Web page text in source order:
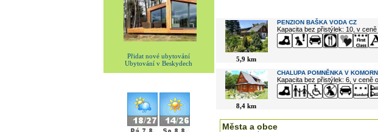
Přidat nové ubytování
Ubytování v Beskydech
5,9 km
PENZION BAŠKA VODA CZ
Kapacita bez přistýlek: 10, v ceně
8,4 km
CHALUPA POMNĚNKA V
Kapacita bez přistýlek: 6, v ceně
Města a obce